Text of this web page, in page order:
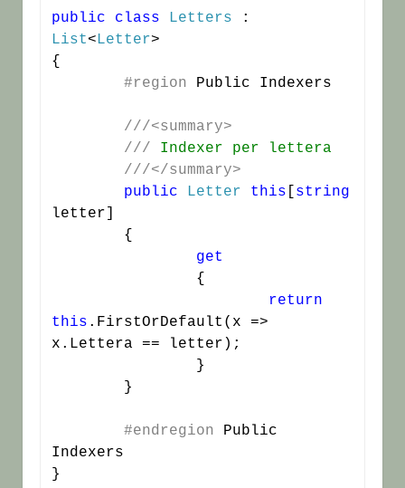
public class Letters
List<Letter>
{
#region Public Indexers
///<summary>
/// Indexer per lettera
///</summary>
public
Letter this
string
letter]
get
return
this .FirstOrDefault(x =>
x.Lettera == letter);
#endregion Public
Indexers
}